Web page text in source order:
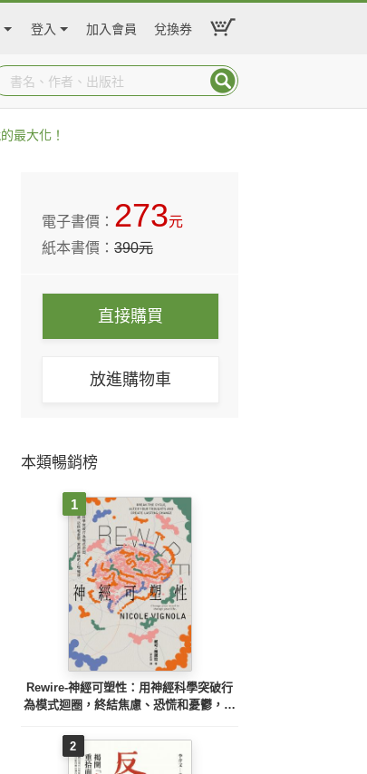
登入 加入會員 兌換券
最大化！
電子書價： 273元
紙本書價：390元
直接購買
放進購物車
本類暢銷榜
1
Rewire-神經可塑性：用神經科學突破行
為模式迴圈，終結焦慮、恐慌和憂鬱，實
2